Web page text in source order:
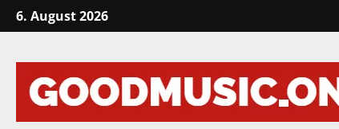
Skip
to
6. August 2026